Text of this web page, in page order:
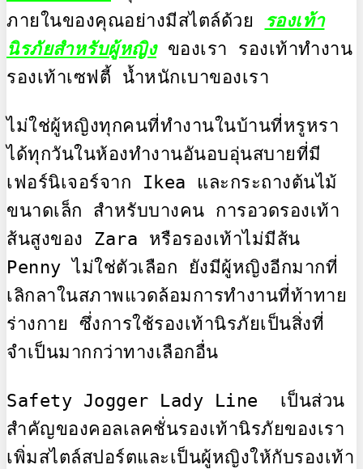
ภายในของคุณอย่างมีสไตล์ด้วย
รองเท้า
นิรภัยสำหรับผู้หญิง ของเรา รองเท้าทำงาน
รองเท้าเซฟตี้ น้ำหนักเบาของเรา
ไม่ใช่ผู้หญิงทุกคนที่ทำงานในบ้านที่หรูหรา
ได้ทุกวันในห้องทำงานอันอบอุ่นสบายที่มี
เฟอร์นิเจอร์จาก Ikea และกระถางต้นไม้
ขนาดเล็ก สำหรับบางคน การอวดรองเท้า
ส้นสูงของ Zara หรือรองเท้าไม่มีส้น
Penny ไม่ใช่ตัวเลือก ยังมีผู้หญิงอีกมากที่
เลิกลาในสภาพแวดล้อมการทำงานที่ท้าทาย
ร่างกาย ซึ่งการใช้รองเท้านิรภัยเป็นสิ่งที่
จำเป็นมากกว่าทางเลือกอื่น
Safety Jogger Lady Line  เป็นส่วน
สำคัญของคอลเลคชั่นรองเท้านิรภัยของเรา
เพิ่มสไตล์สปอร์ตและเป็นผู้หญิงให้กับรองเท้า